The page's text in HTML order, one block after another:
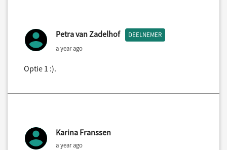
Petra van Zadelhof DEELNEMER
a year ago
Optie 1 :).
Karina Franssen
a year ago